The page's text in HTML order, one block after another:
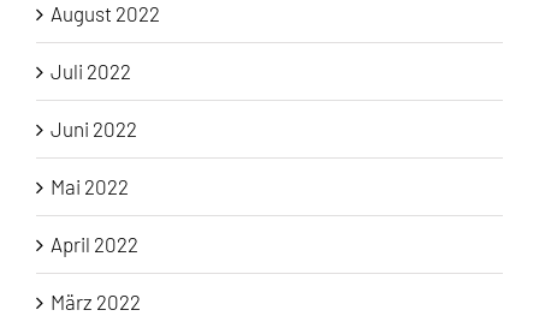
August 2022
Juli 2022
Juni 2022
Mai 2022
April 2022
März 2022